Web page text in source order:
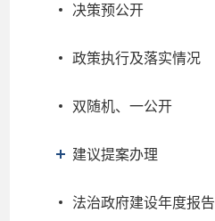
决策预公开
政策执行及落实情况
双随机、一公开
建议提案办理
法治政府建设年度报告